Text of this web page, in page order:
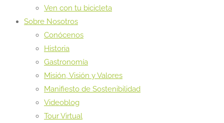
Ven con tu bicicleta
Sobre Nosotros
Conócenos
Historia
Gastronomía
Misión, Visión y Valores
Manifiesto de Sostenibilidad
Videoblog
Tour Virtual